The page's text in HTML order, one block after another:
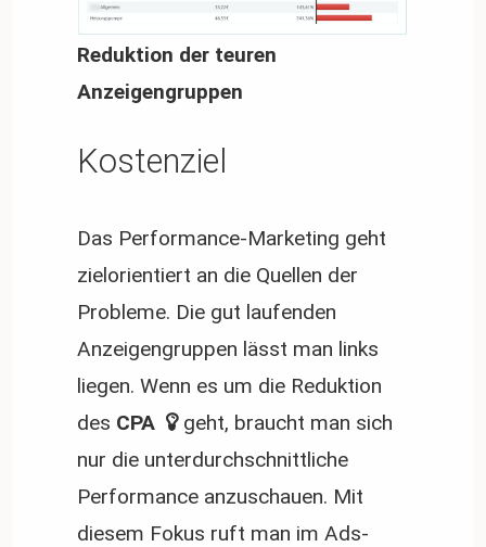
Reduktion der teuren
Anzeigengruppen
Kostenziel
Das Performance-Marketing geht
zielorientiert an die Quellen der
Probleme. Die gut laufenden
Anzeigengruppen lässt man links
liegen. Wenn es um die Reduktion
des CPA
geht, braucht man sich
nur die unterdurchschnittliche
Performance anzuschauen. Mit
diesem Fokus ruft man im Ads-